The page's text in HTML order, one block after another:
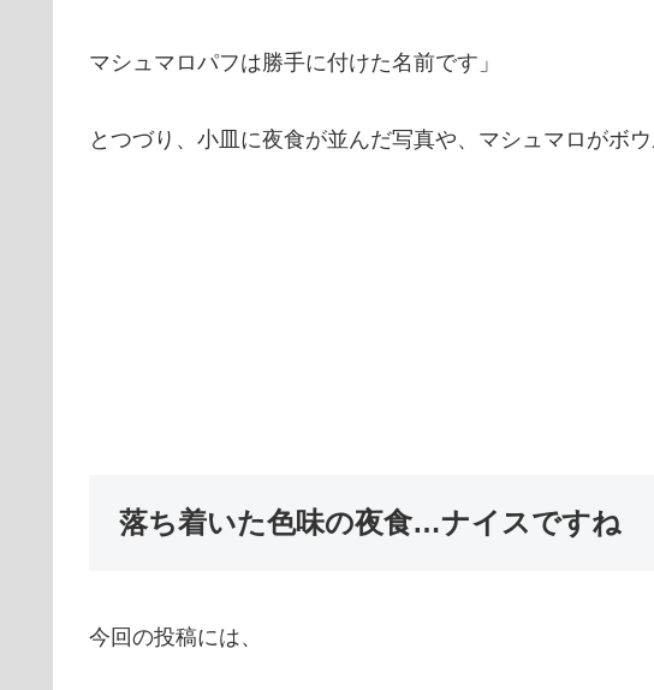
マシュマロパフは勝手に付けた名前です」
とつづり、小皿に夜食が並んだ写真や、マシュマロがボ
落ち着いた色味の夜食…ナイスですね
今回の投稿には、